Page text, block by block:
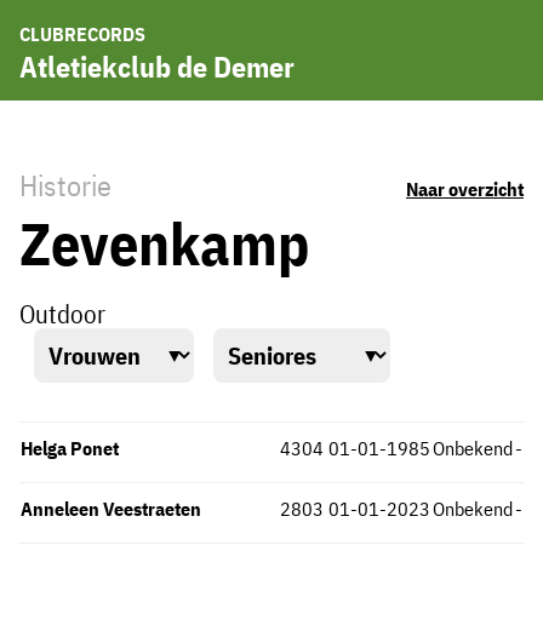
CLUBRECORDS
Atletiekclub de Demer
Historie Naar overzicht
Zevenkamp
Outdoor
Helga Ponet Onbekend
4304 -
01-01-1985
Anneleen Veestraeten Onbekend
2803 -
01-01-2023